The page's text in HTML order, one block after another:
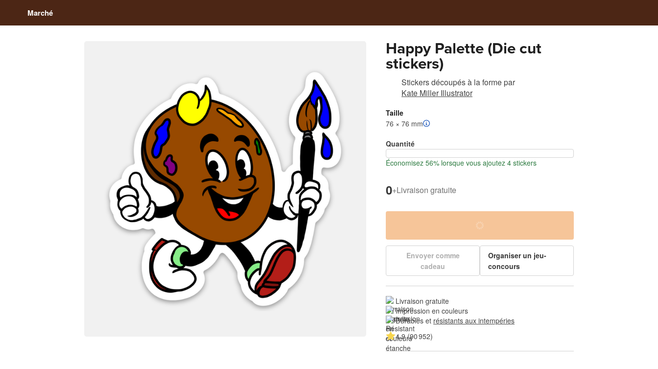
Marché
Happy Palette (Die cut
stickers)
Stickers découpés à la forme par
Kate Miller Illustrator
Taille
76 × 76 mm
Quantité
Économisez 56% lorsque vous ajoutez 4 stickers
0+Livraison gratuite
Envoyer comme
cadeau
Organiser un jeu-
concours
Livraison gratuite
Impression en couleurs
Durables et résistants aux intempéries
4.9 (90 952)